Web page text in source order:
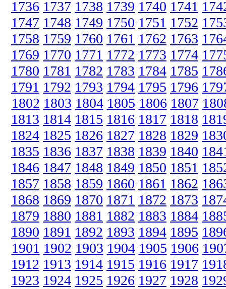
1736 1737 1738 1739 1740 1741
1747 1748 1749 1750 1751 1752
1758 1759 1760 1761 1762 1763
1769 1770 1771 1772 1773 1774
1780 1781 1782 1783 1784 1785
1791 1792 1793 1794 1795 1796
1802 1803 1804 1805 1806 1807
1813 1814 1815 1816 1817 1818
1824 1825 1826 1827 1828 1829
1835 1836 1837 1838 1839 1840
1846 1847 1848 1849 1850 1851
1857 1858 1859 1860 1861 1862
1868 1869 1870 1871 1872 1873
1879 1880 1881 1882 1883 1884
1890 1891 1892 1893 1894 1895
1901 1902 1903 1904 1905 1906
1912 1913 1914 1915 1916 1917
1923 1924 1925 1926 1927 1928